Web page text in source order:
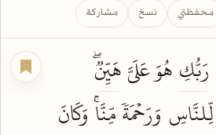
محفظتي نسخ مشاركة
رَبُّكِ هُوَ عَلَيَّهَيِّنٞۖ
لِّلنَّاسِ وَرَحۡمَةٗمِّنَّاۚوَكَانَ